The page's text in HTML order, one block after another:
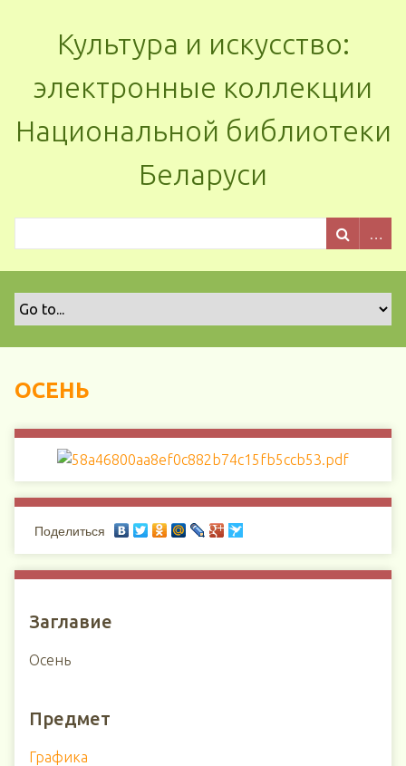
Культура и искусство:
электронные коллекции
Национальной библиотеки
Беларуси
ОСЕНЬ
Поделиться
Заглавие
Осень
Предмет
Графика